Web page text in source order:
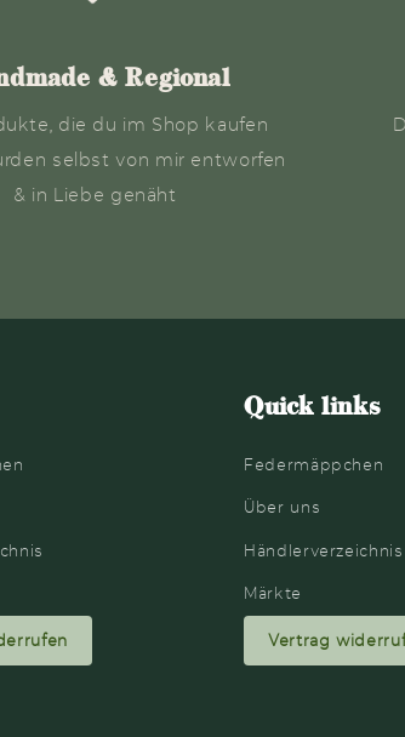
& Regional
die du im Shop kaufen
selbst von mir entworfen
& in Liebe genäht
Quick links
Federmäppchen
Über uns
Händlerverzeichnis
Märkte
Vertrag